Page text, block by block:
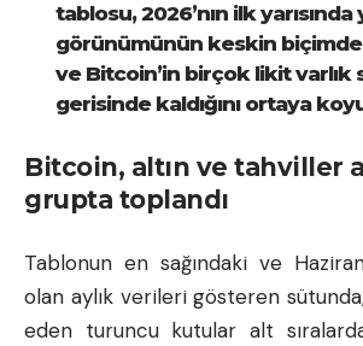
tablosu, 2026’nın ilk yarısında
görünümünün keskin
ve Bitcoin’in birçok likit varlık
gerisinde kaldığını ortaya
Bitcoin, altın ve tahviller
grupta toplandı
Tablonun en sağındaki ve
olan aylık verileri gösteren
eden turuncu kutular alt